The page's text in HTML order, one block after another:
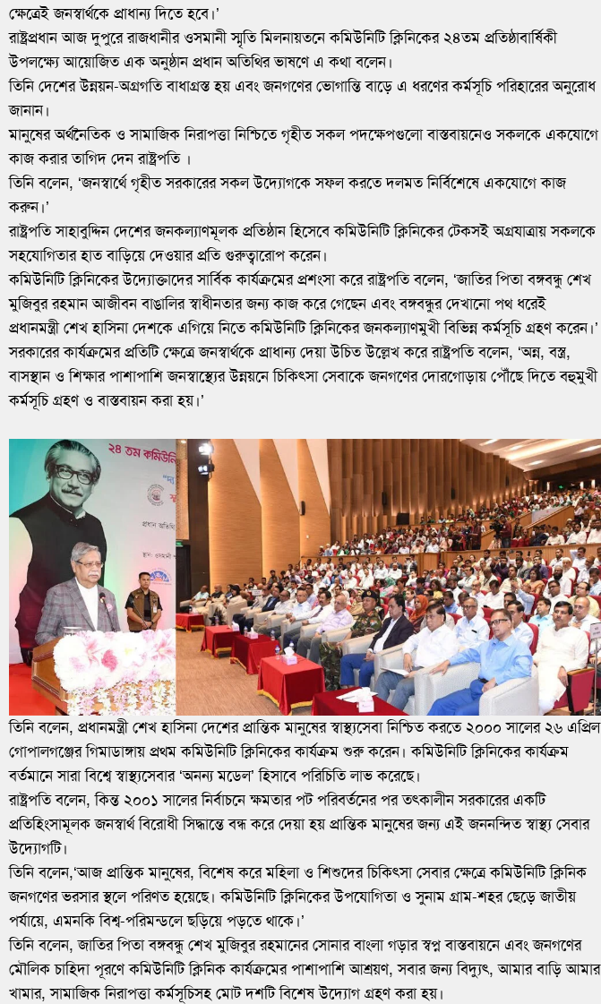
ক্ষেত্রেই জনস্বার্থকে প্রাধান্য দিতে হবে।’
রাষ্ট্রপ্রধান আজ দুপুরে রাজধানীর ওসমানী স্মৃতি মিলনায়তনে কমিউনিটি ক্লিনিকের ২৪তম প্রতিষ্ঠাবার্ষিকী
উপলক্ষ্যে আয়োজিত এক অনুষ্ঠান প্রধান অতিথির ভাষণে এ কথা বলেন।
তিনি দেশের উন্নয়ন-অগ্রগতি বাধাগ্রস্ত হয় এবং জনগণের ভোগান্তি বাড়ে এ ধরণের কর্মসূচি পরিহারের অনুরোধ
জানান।
মানুষের অর্থনৈতিক ও সামাজিক নিরাপত্তা নিশ্চিতে গৃহীত সকল পদক্ষেপগুলো বাস্তবায়নেও সকলকে একযোগে
কাজ করার তাগিদ দেন রাষ্ট্রপতি ।
তিনি বলেন, ‘জনস্বার্থে গৃহীত সরকারের সকল উদ্যোগকে সফল করতে দলমত নির্বিশেষে একযোগে কাজ
করুন।’
রাষ্ট্রপতি সাহাবুদ্দিন দেশের জনকল্যাণমূলক প্রতিষ্ঠান হিসেবে কমিউনিটি ক্লিনিকের টেকসই অগ্রযাত্রায় সকলকে
সহযোগিতার হাত বাড়িয়ে দেওয়ার প্রতি গুরুত্বারোপ করেন।
কমিউনিটি ক্লিনিকের উদ্যোক্তাদের সার্বিক কার্যক্রমের প্রশংসা করে রাষ্ট্রপতি বলেন, ‘জাতির পিতা বঙ্গবন্ধু শেখ
মুজিবুর রহমান আজীবন বাঙালির স্বাধীনতার জন্য কাজ করে গেছেন এবং বঙ্গবন্ধুর দেখানো পথ ধরেই
প্রধানমন্ত্রী শেখ হাসিনা দেশকে এগিয়ে নিতে কমিউনিটি ক্লিনিকের জনকল্যাণমুখী বিভিন্ন কর্মসূচি গ্রহণ করেন।’
সরকারের কার্যক্রমের প্রতিটি ক্ষেত্রে জনস্বার্থকে প্রাধান্য দেয়া উচিত উল্লেখ করে রাষ্ট্রপতি বলেন, ‘অন্ন, বস্ত্র,
বাসস্থান ও শিক্ষার পাশাপাশি জনস্বাস্থ্যের উন্নয়নে চিকিৎসা সেবাকে জনগণের দোরগোড়ায় পৌঁছে দিতে বহুমুখী
কর্মসূচি গ্রহণ ও বাস্তবায়ন করা হয়।’
তিনি বলেন, প্রধানমন্ত্রী শেখ হাসিনা দেশের প্রান্তিক মানুষের স্বাস্থ্যসেবা নিশ্চিত করতে ২০০০ সালের ২৬ এপ্রিল
গোপালগঞ্জের গিমাডাঙ্গায় প্রথম কমিউনিটি ক্লিনিকের কার্যক্রম শুরু করেন। কমিউনিটি ক্লিনিকের কার্যক্রম
বর্তমানে সারা বিশ্বে স্বাস্থ্যসেবার ‘অনন্য মডেল’ হিসাবে পরিচিতি লাভ করেছে।
রাষ্ট্রপতি বলেন, কিন্ত ২০০১ সালের নির্বাচনে ক্ষমতার পট পরিবর্তনের পর তৎকালীন সরকারের একটি
প্রতিহিংসামূলক জনস্বার্থ বিরোধী সিদ্ধান্তে বন্ধ করে দেয়া হয় প্রান্তিক মানুষের জন্য এই জননন্দিত স্বাস্থ্য সেবার
উদ্যোগটি।
তিনি বলেন,‘আজ প্রান্তিক মানুষের, বিশেষ করে মহিলা ও শিশুদের চিকিৎসা সেবার ক্ষেত্রে কমিউনিটি ক্লিনিক
জনগণের ভরসার স্থলে পরিণত হয়েছে। কমিউনিটি ক্লিনিকের উপযোগিতা ও সুনাম গ্রাম-শহর ছেড়ে জাতীয়
পর্যায়ে, এমনকি বিশ্ব-পরিমন্ডলে ছড়িয়ে পড়তে থাকে।’
তিনি বলেন, জাতির পিতা বঙ্গবন্ধু শেখ মুজিবুর রহমানের সোনার বাংলা গড়ার স্বপ্ন বাস্তবায়নে এবং জনগণের
মৌলিক চাহিদা পূরণে কমিউনিটি ক্লিনিক কার্যক্রমের পাশাপাশি আশ্রয়ণ, সবার জন্য বিদ্যুৎ, আমার বাড়ি আমার
খামার, সামাজিক নিরাপত্তা কর্মসূচিসহ মোট দশটি বিশেষ উদ্যোগ গ্রহণ করা হয়।